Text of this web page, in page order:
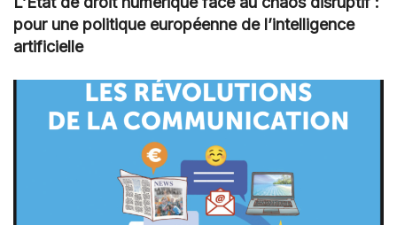
pour une politique européenne de l’intelligence
artificielle